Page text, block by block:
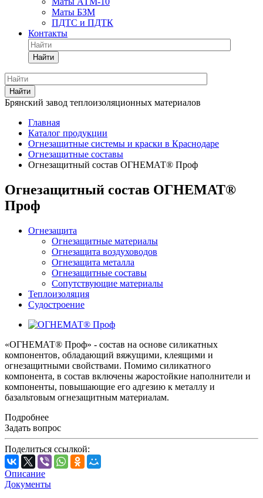
Маты БЗМ
ПДТС и ПДТК
Контакты
Найти
Найти
Брянский завод теплоизоляционных материалов
Главная
Каталог продукции
Огнезащитные системы и краски в Краснодаре
Огнезащитные составы
Огнезащитный состав ОГНЕМАТ® Проф
Огнезащитный состав ОГНЕМАТ®
Проф
Огнезащита
Огнезащитные материалы
Огнезащита воздуховодов
Огнезащита металлa
Огнезащитные составы
Сопутствующие материалы
Теплоизоляция
Судостроение
«ОГНЕМАТ® Проф» - состав на основе силикатных
компонентов, обладающий вяжущими, клеящими и
огнезащитными свойствами. Помимо силикатного
компонента, в состав включены жаростойкие наполнители и
компоненты, повышающие его адгезию к металлу и
базальтовым огнезащитным материалам.
Подробнее
Задать вопрос
Поделиться ссылкой:
Описание
Документы